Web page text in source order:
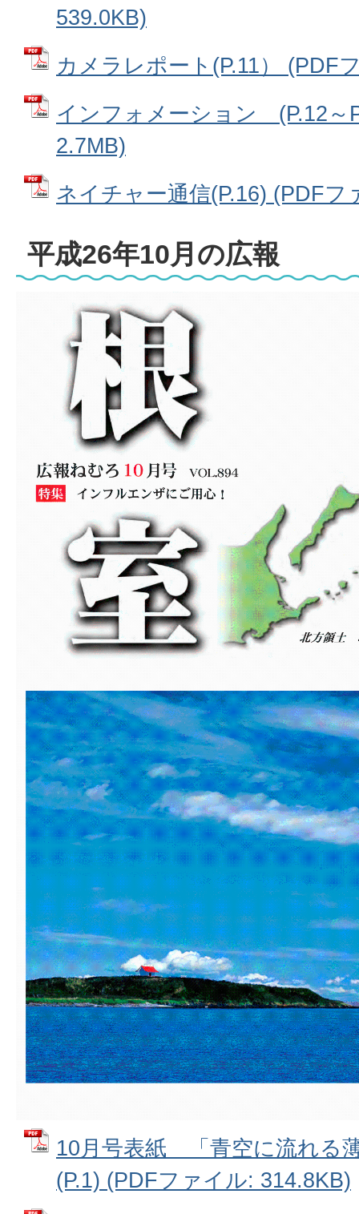
539.0KB)
カメラレポート(P.11） (PDF
インフォメーション (P.12～
2.7MB)
ネイチャー通信(P.16) (PDFフ
平成26年10月の広報
10月号表紙 「青空に流れる
(P.1) (PDFファイル: 314.8KB)